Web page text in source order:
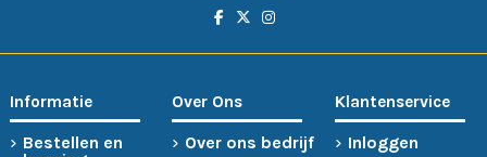
Informatie
Bestellen en
Over Ons
Over ons bedrijf
Klantenservice
Inloggen